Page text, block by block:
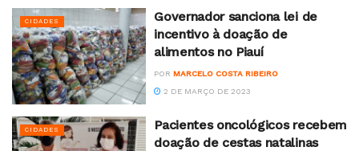
CIDADES
Governador sanciona lei de
incentivo à doação de
alimentos no Piauí
POR MARCELO COSTA RIBEIRO
2 DE MARÇO DE 2023
CIDADES
Pacientes oncológicos recebem
doação de cestas natalinas